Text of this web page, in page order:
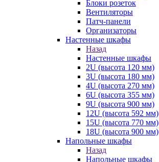
Блоки розеток
Вентиляторы
Патч-панели
Организаторы
Настенные шкафы
Назад
Настенные шкафы
2U (высота 120 мм)
3U (высота 180 мм)
4U (высота 270 мм)
6U (высота 355 мм)
9U (высота 900 мм)
12U (высота 592 мм)
15U (высота 770 мм)
18U (высота 900 мм)
Напольные шкафы
Назад
Напольные шкафы